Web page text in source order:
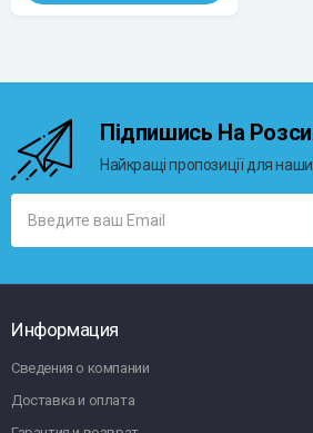
Підпишись На
Найкращі пропозиції для
Информация
Сведения о компании
Доставка и оплата